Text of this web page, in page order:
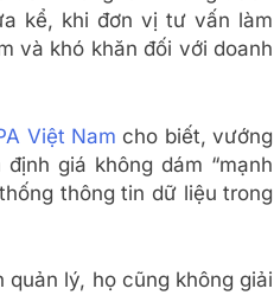
kể, khi đơn vị tư vấn làm
và khó khăn đối với doanh
Việt Nam cho biết, vướng
giá không dám “mạnh
thông tin dữ liệu trong
quản lý, họ cũng không giải